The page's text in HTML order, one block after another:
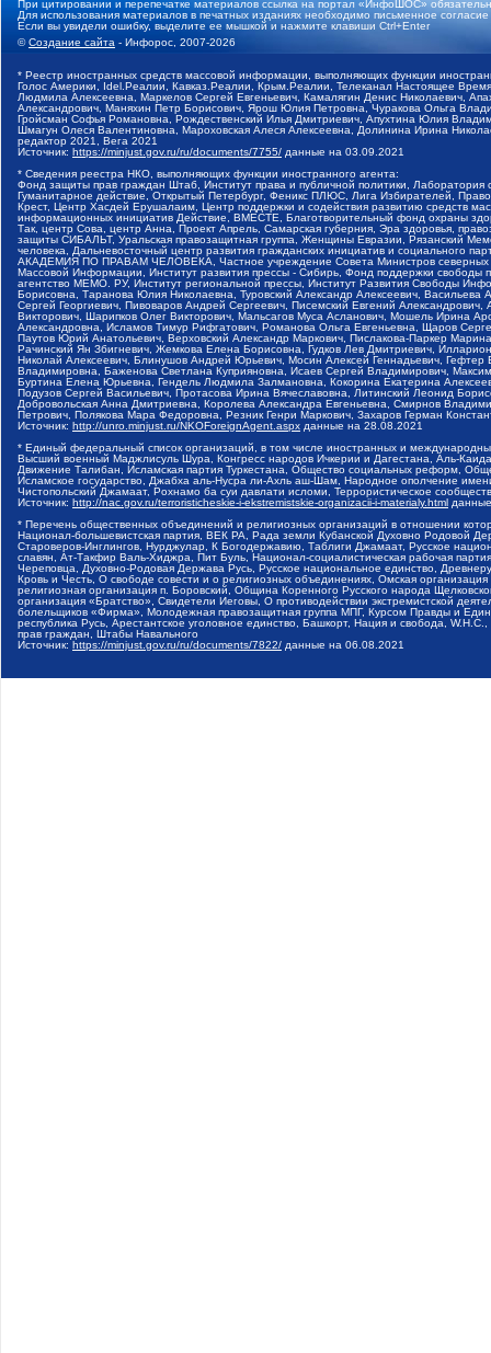
При цитировании и перепечатке материалов ссылка на портал «ИнфоШОС»
Для использования материалов в печатных изданиях необходимо письменное
Если вы увидели ошибку, выделите ее мышкой и нажмите клавиши Ctrl+Enter
©Создание сайта - Инфорос, 2007-2026
* Реестр иностранных средств массовой информации, выполняющих функции
Голос Америки, Idel.Реалии, Кавказ.Реалии, Крым.Реалии, Телеканал Настоящее
Людмила Алексеевна, Маркелов Сергей Евгеньевич, Камалягин Денис Николаевич,
Александрович, Маняхин Петр Борисович, Ярош Юлия Петровна, Чуракова Ольга
Гройсман Софья Романовна, Рождественский Илья Дмитриевич, Апухтина Юлия
Шмагун Олеся Валентиновна, Мароховская Алеся Алексеевна, Долинина Ирина
редактор 2021, Вега 2021
Источник: https://minjust.gov.ru/ru/documents/7755/ данные на 03.09.2021
* Сведения реестра НКО, выполняющих функции иностранного агента:
Фонд защиты прав граждан Штаб, Институт права и публичной политики,
Гуманитарное действие, Открытый Петербург, Феникс ПЛЮС, Лига Избирателей,
Крест, Центр Хасдей Ерушалаим, Центр поддержки и содействия развитию средств
информационных инициатив Действие, ВМЕСТЕ, Благотворительный фонд охраны
Так, центр Сова, центр Анна, Проект Апрель, Самарская губерния, Эра здоровья,
защиты СИБАЛЬТ, Уральская правозащитная группа, Женщины Евразии, Рязанский
человека, Дальневосточный центр развития гражданских инициатив и социального
АКАДЕМИЯ ПО ПРАВАМ ЧЕЛОВЕКА, Частное учреждение Совета Министров северных
Массовой Информации, Институт развития прессы - Сибирь, Фонд поддержки
агентство МЕМО. РУ, Институт региональной прессы, Институт Развития Свободы
Борисовна, Таранова Юлия Николаевна, Туровский Александр Алексеевич,
Сергей Георгиевич, Пивоваров Андрей Сергеевич, Писемский Евгений
Викторович, Шарипков Олег Викторович, Мальсагов Муса Асланович, Мошель Ирина
Александровна, Исламов Тимур Рифгатович, Романова Ольга Евгеньевна, Щаров
Паутов Юрий Анатольевич, Верховский Александр Маркович, Пислакова-Паркер
Рачинский Ян Збигневич, Жемкова Елена Борисовна, Гудков Лев Дмитриевич,
Николай Алексеевич, Блинушов Андрей Юрьевич, Мосин Алексей Геннадьевич,
Владимировна, Баженова Светлана Куприяновна, Исаев Сергей Владимирович,
Буртина Елена Юрьевна, Гендель Людмила Залмановна, Кокорина Екатерина
Подузов Сергей Васильевич, Протасова Ирина Вячеславовна, Литинский Леонид
Добровольская Анна Дмитриевна, Королева Александра Евгеньевна, Смирнов
Петрович, Полякова Мара Федоровна, Резник Генри Маркович, Захаров Герман
Источник: http://unro.minjust.ru/NKOForeignAgent.aspx данные на 28.08.2021
* Единый федеральный список организаций, в том числе иностранных и
Высший военный Маджлисуль Шура, Конгресс народов Ичкерии и Дагестана, Аль-
Движение Талибан, Исламская партия Туркестана, Общество социальных реформ,
Исламское государство, Джабха аль-Нусра ли-Ахль аш-Шам, Народное ополчение
Чистопольский Джамаат, Рохнамо ба суи давлати исломи, Террористическое
Источник: http://nac.gov.ru/terroristicheskie-i-ekstremistskie-organizacii-i-materialy.html
* Перечень общественных объединений и религиозных организаций в отношении
Национал-большевистская партия, ВЕК РА, Рада земли Кубанской Духовно Родовой
Староверов-Инглингов, Нурджулар, К Богодержавию, Таблиги Джамаат, Русское
славян, Ат-Такфир Валь-Хиджра, Пит Буль, Национал-социалистическая рабочая
Череповца, Духовно-Родовая Держава Русь, Русское национальное единство,
Кровь и Честь, О свободе совести и о религиозных объединениях, Омская
религиозная организация п. Боровский, Община Коренного Русского народа
организация «Братство», Свидетели Иеговы, О противодействии экстремистской
болельщиков «Фирма», Молодежная правозащитная группа МПГ, Курсом Правды и
республика Русь, Арестантское уголовное единство, Башкорт, Нация и свобода,
прав граждан, Штабы Навального
Источник: https://minjust.gov.ru/ru/documents/7822/ данные на 06.08.2021